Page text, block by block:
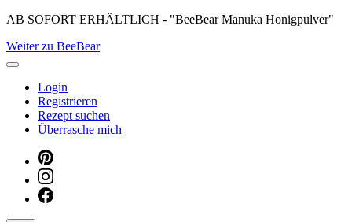
Skip
content
(Press
AB SOFORT ERHÄLTLICH - "BeeBear Manuka Honigpulver"
Weiter zu BeeBear
Login
Registrieren
Rezept suchen
Überrasche mich